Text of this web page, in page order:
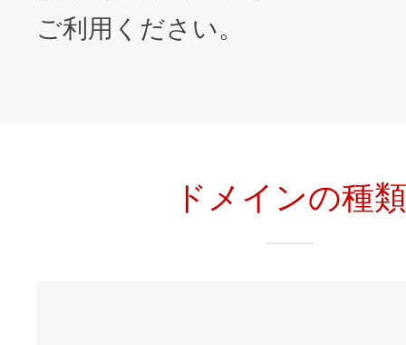
ご利用ください。
ドメインの種類